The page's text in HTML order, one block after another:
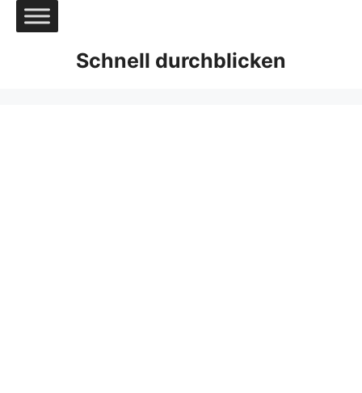
Zum
Inhalt
Schnell durchblicken